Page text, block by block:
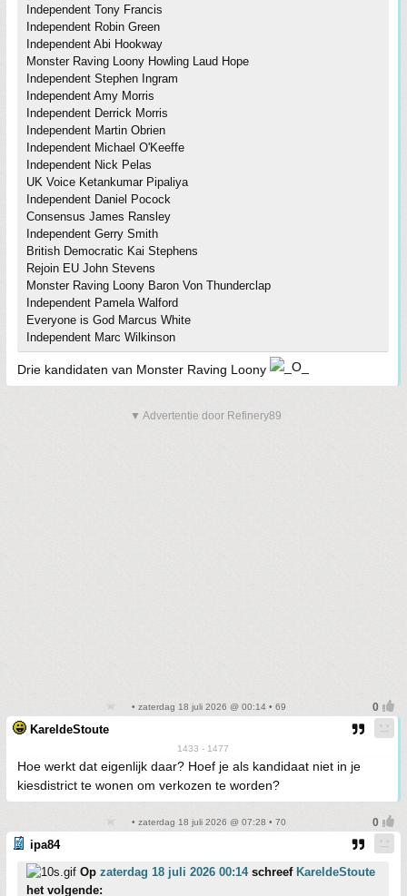
Independent Tony Francis
Independent Robin Green
Independent Abi Hookway
Monster Raving Loony Howling Laud Hope
Independent Stephen Ingram
Independent Amy Morris
Independent Derrick Morris
Independent Martin Obrien
Independent Michael O'Keeffe
Independent Nick Pelas
UK Voice Ketankumar Pipaliya
Independent Daniel Pocock
Consensus James Ransley
Independent Gerry Smith
British Democratic Kai Stephens
Rejoin EU John Stevens
Monster Raving Loony Baron Von Thunderclap
Independent Pamela Walford
Everyone is God Marcus White
Independent Marc Wilkinson
Drie kandidaten van Monster Raving Loony
▼ Advertentie door Refinery89
• zaterdag 18 juli 2026 @ 00:14 • 69
KareldeStoute
1433 - 1477
Hoe werkt dat eigenlijk daar? Hoef je als kandidaat niet in je
kiesdistrict te wonen om verkozen te worden?
• zaterdag 18 juli 2026 @ 07:28 • 70
ipa84
Op zaterdag 18 juli 2026 00:14schreef KareldeStoute
het volgende: